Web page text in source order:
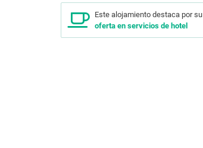
Este alojamiento destaca por su
oferta en servicios de hotel